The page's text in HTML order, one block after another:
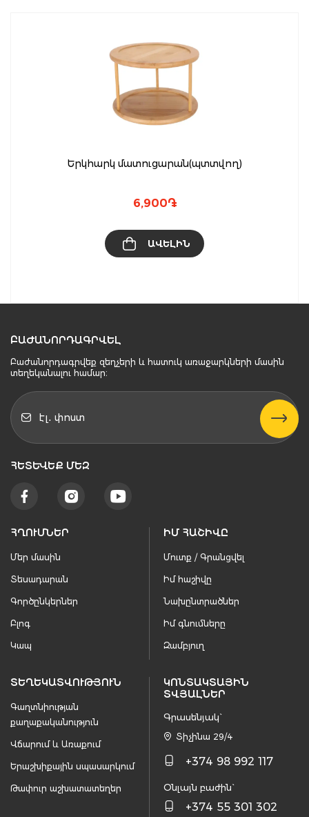
Երկհարկ մատուցարան(պտտվող)
6,900֏
ԱՎԵԼԻՆ
ԲԱԺԱՆՈՐԴԱԳՐՎԵԼ
Բաժանորդագրվեք զեղչերի և հատուկ առաջարկների մասին
տեղեկանալու համար։
ՀԵՏԵՒԵՔ ՄԵԶ
ՀՂՈՒՄՆԵՐ
Մեր մասին
Տեսադարան
Գործընկերներ
Բլոգ
Կապ
ԻՄ ՀԱՇԻՎԸ
Մուտք / Գրանցվել
Իմ հաշիվը
Նախընտրածներ
Իմ գնումները
Զամբյուղ
ՏԵՂԵԿԱՏՎՈՒԹՅՈՒՆ
Գաղտնիության
քաղաքականություն
Վճարում և Առաքում
Երաշխիքային սպասարկում
Թափուր աշխատատեղեր
ԿՈՆՏԱԿՏԱՅԻՆ
ՏՎՅԱԼՆԵՐ
Գրասենյակ`
Տիչինա 29/4
+374 98 992 117
Օնլայն բաժին`
+374 55 301 302